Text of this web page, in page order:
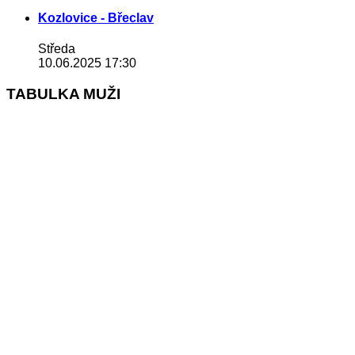
Kozlovice - Břeclav
Středa
10.06.2025 17:30
TABULKA MUŽI